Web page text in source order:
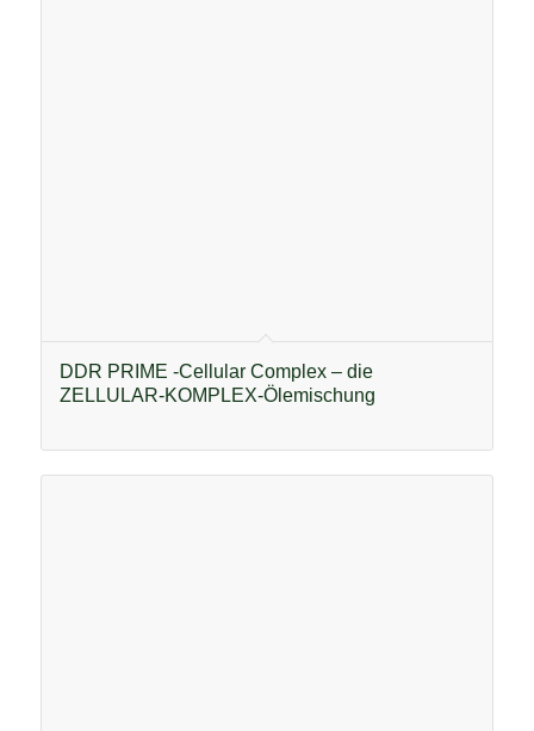
DDR PRIME -Cellular Complex – die
ZELLULAR-KOMPLEX-Ölemischung